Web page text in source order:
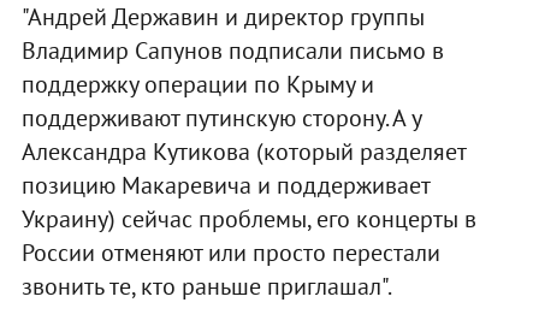
"Андрей Державин и директор группы
Владимир Сапунов подписали письмо в
поддержку операции по Крыму и
поддерживают путинскую сторону. А у
Александра Кутикова (который разделяет
позицию Макаревича и поддерживает
Украину) сейчас проблемы, его концерты в
России отменяют или просто перестали
звонить те, кто раньше приглашал".